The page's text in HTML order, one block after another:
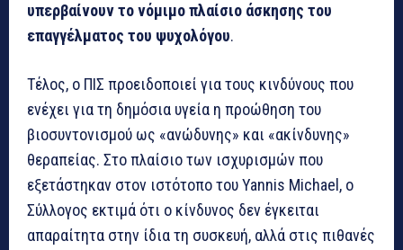
υπερβαίνουν το νόμιμο πλαίσιο άσκησης του
επαγγέλματος του ψυχολόγου.
Τέλος, ο ΠΙΣ προειδοποιεί για τους κινδύνους που
ενέχει για τη δημόσια υγεία η προώθηση του
βιοσυντονισμού ως «ανώδυνης» και «ακίνδυνης»
θεραπείας. Στο πλαίσιο των ισχυρισμών που
εξετάστηκαν στον ιστότοπο του Yannis Michael, ο
Σύλλογος εκτιμά ότι ο κίνδυνος δεν έγκειται
απαραίτητα στην ίδια τη συσκευή, αλλά στις πιθανές